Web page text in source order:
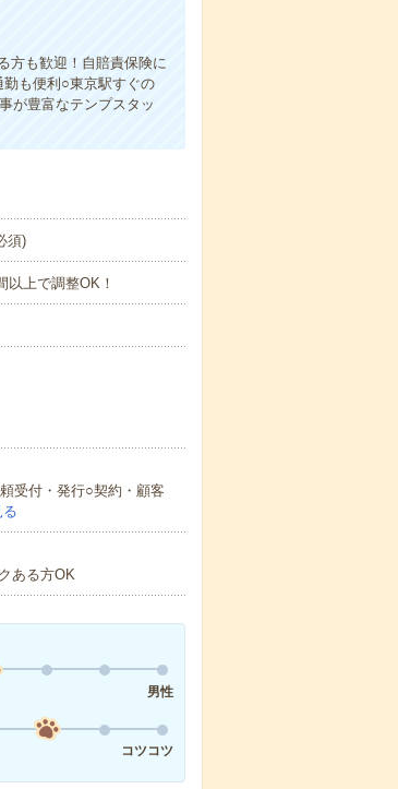
方も歓迎！自賠責保険に
も便利○東京駅すぐの
が豊富なテンプスタッ
須)
上で調整OK！
受付・発行○契約・顧客
ある方OK
男性
コツコツ